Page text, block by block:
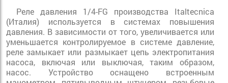
Реле давления 1/4-FG производства Italtecnica
(Италия) используется в системах повышения
давления. В зависимости от того, увеличивается или
уменьшается контролируемое в системе давление,
реле замыкает или размыкает цепь электропитания
насоса, включая или выключая, таким образом,
насос. Устройство оснащено встроенным